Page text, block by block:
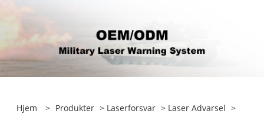
Hjem > Produkter > Laserforsvar > Laser Advarsel >